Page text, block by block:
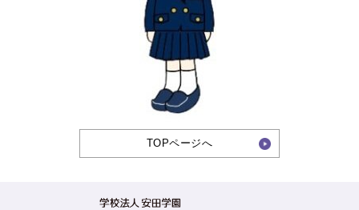
TOPページへ